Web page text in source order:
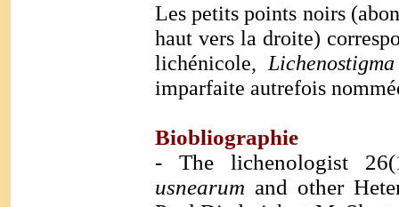
Les petits points noirs
haut vers la droite)
lichénicole,
imparfaite autrefois
Biobliographie
- The lichenologist
usnearum and other